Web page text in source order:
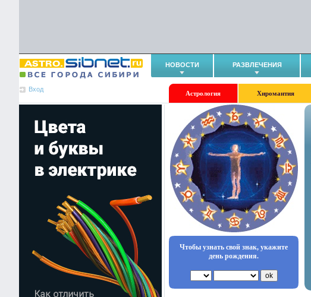
НОВОСТИ РАЗВЛЕЧЕНИЯ
Вход
Астрология Хиромантия
Чтобы узнать свой знак, укажите
день рождения.